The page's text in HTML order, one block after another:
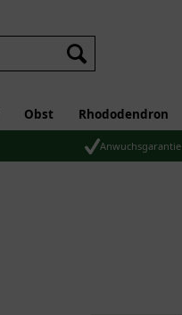
Obst Rhododendron
Anwuchsgarantie